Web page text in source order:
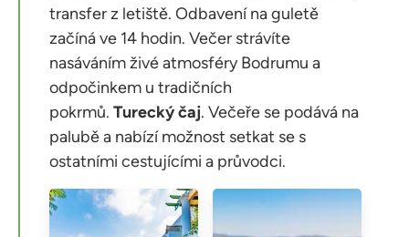
transfer z letiště. Odbavení na guletě
začíná ve 14 hodin. Večer strávíte
nasáváním živé atmosféry Bodrumu a
odpočinkem u tradičních
pokrmů. Tureckýčaj. Večeře se podává na
palubě a nabízí možnost setkat se s
ostatními cestujícími a průvodci.